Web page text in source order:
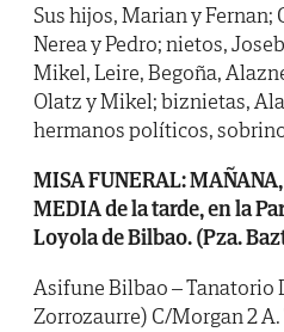
Sus hijos, Marian y
Nerea y Pedro; nietos,
Mikel, Leire, Begoña,
Olatz y Mikel; biznietas,
hermanos políticos,
MISA FUNERAL:
MEDIA de la tarde, en la
Loyola de Bilbao. (Pza.
Asifune Bilbao – Tanatorio
Zorrozaurre) C/Morgan 2